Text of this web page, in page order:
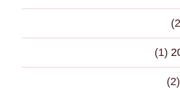
(1)
(2)